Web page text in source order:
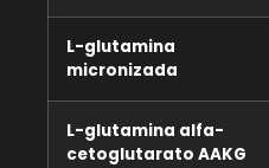
L-glutamina
micronizada
L-glutamina alfa-
cetoglutarato AAKG